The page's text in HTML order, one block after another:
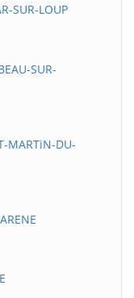
SUR-LOUP
SUR-
MARTiN-DU-